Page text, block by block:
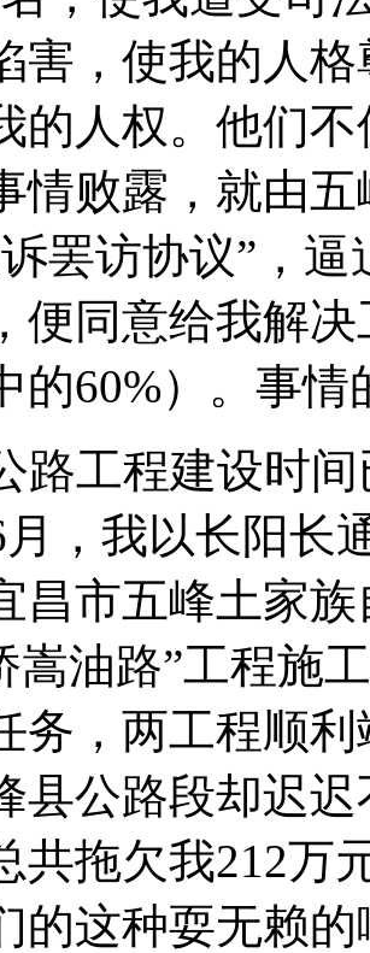
害，使我的人
的人权。他们
情败露，就由
罢访协议”，
便同意给我解
的60%）。事
工程建设时间
月，我以长阳长
昌市五峰土家
嵩油路”工程施
务，两工程顺
县公路段却迟
共拖欠我212万
的这种耍无赖